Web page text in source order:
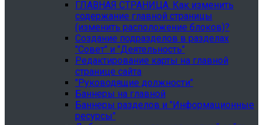
ГЛАВНАЯ СТРАНИЦА. Как изменить
содержание главной страницы
(изменить расположение блоков)?
Создание подразделов в разделах
"Совет" и "Деятельность"
Редактирование карты на главной
странице сайта
"Руководящие должности"
Баннеры на главной
Баннеры разделов и "Информационные
ресурсы"